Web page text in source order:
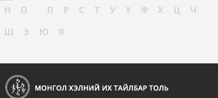
Н
О П Р С Т У Ү Ф Х Ц
Ч
Ш
Э Ю Я